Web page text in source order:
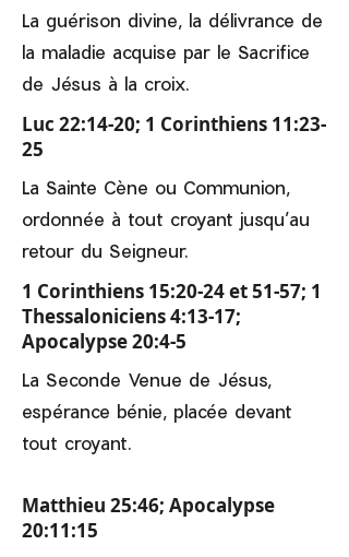
La guérison divine, la délivrance de
la maladie acquise par le Sacrifice
de Jésus à la croix.
Luc 22:14-20; 1 Corinthiens 11:23-
25
La Sainte Cène ou Communion,
ordonnée à tout croyant jusqu’au
retour du Seigneur.
1 Corinthiens 15:20-24 et 51-57; 1
Thessaloniciens 4:13-17;
Apocalypse 20:4-5
La Seconde Venue de Jésus,
espérance bénie, placée devant
tout croyant.
Matthieu 25:46; Apocalypse
20:11:15